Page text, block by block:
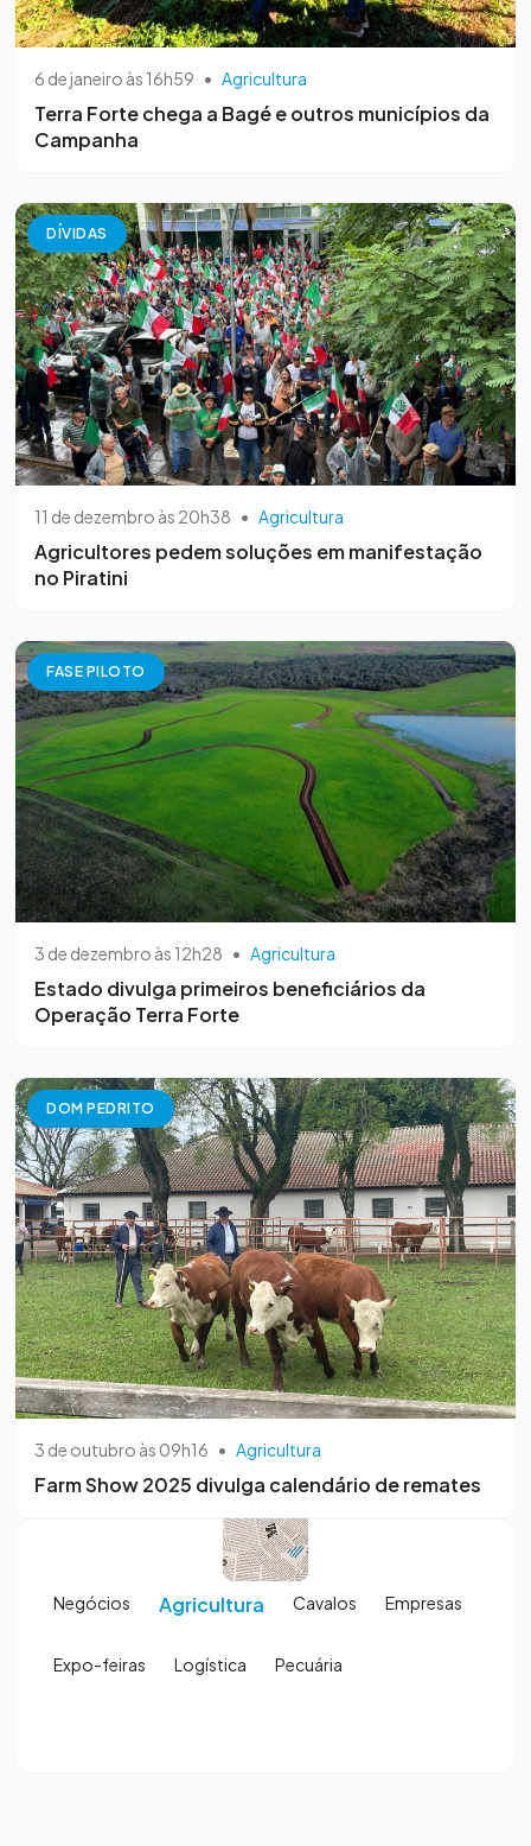
6 de janeiro às 16h59 • Agricultura
Terra Forte chega a Bagé e outros municípios da
Campanha
DÍVIDAS
11 de dezembro às 20h38 • Agricultura
Agricultores pedem soluções em manifestação
no Piratini
FASE PILOTO
3 de dezembro às 12h28 • Agricultura
Estado divulga primeiros beneficiários da
Operação Terra Forte
DOM PEDRITO
3 de outubro às 09h16 • Agricultura
Farm Show 2025 divulga calendário de remates
Negócios Agricultura Cavalos Empresas
Expo-feiras Logística Pecuária